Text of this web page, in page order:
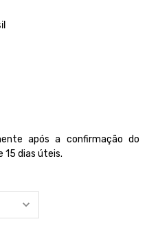
após a confirmação do
15 dias úteis.